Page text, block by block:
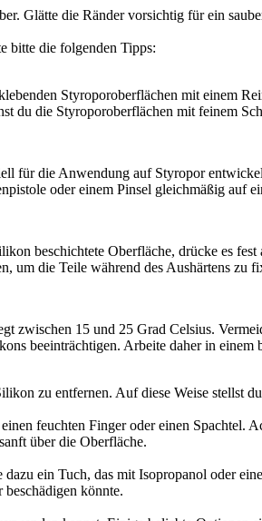
Glätte die Ränder vorsichtig für ein
bitte die folgenden Tipps:
Styroporoberflächen mit einem
du die Styroporoberflächen mit feinem
für die Anwendung auf Styropor
oder einem Pinsel gleichmäßig auf
beschichtete Oberfläche, drücke es
um die Teile während des Aushärtens zu
zwischen 15 und 25 Grad Celsius.
beeinträchtigen. Arbeite daher in
zu entfernen. Auf diese Weise stellst
feuchten Finger oder einen Spachtel.
über die Oberfläche.
ein Tuch, das mit Isopropanol oder
könnte.